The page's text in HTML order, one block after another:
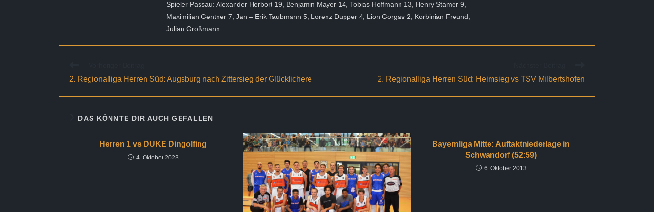
Spieler Passau: Alexander Herbort 19, Benjamin Mayer 14, Tobias Hoffmann 13, Henry Stamer 9,
Maximilian Gentner 7, Jan – Erik Taubmann 5, Lorenz Dupper 4, Lion Gorgas 2, Korbinian Freund,
Julian Großmann.
ansehen
2. Regionalliga Herren Süd: Augsburg nach Zittersieg der Glücklichere 2. Regionalliga Herren Süd: Heimsieg vs TSV Milbertshofen
DAS KÖNNTE DIR AUCH GEFALLEN
Herren 1 vs DUKE Dingolfing
4. Oktober 2023
Bayernliga Mitte: Auftaktniederlage in
Schwandorf (52:59)
6. Oktober 2013